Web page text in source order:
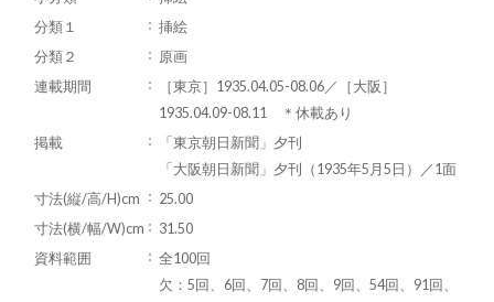
分類１
挿絵
分類２
原画
連載期間
［東京］1935.04.05-08.06／［大阪］
1935.04.09-08.11 ＊休載あり
掲載
「東京朝日新聞」夕刊
「大阪朝日新聞」夕刊（1935年5月5日）／1面
寸法(縦/高/H)cm
25.00
寸法(横/幅/W)cm
31.50
資料範囲
全100回
欠：5回、6回、7回、8回、9回、54回、91回、